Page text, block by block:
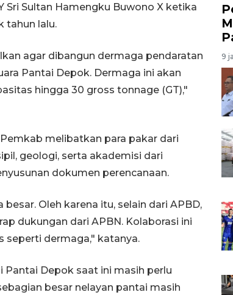
Sri Sultan Hamengku Buwono X ketika
tahun lalu.
agar dibangun dermaga pendaratan
Pantai Depok. Dermaga ini akan
hingga 30 gross tonnage (GT),"
melibatkan para pakar dari
geologi, serta akademisi dari
dokumen perencanaan.
Oleh karena itu, selain dari APBD,
dukungan dari APBN. Kolaborasi ini
dermaga," katanya.
Depok saat ini masih perlu
besar nelayan pantai masih
9